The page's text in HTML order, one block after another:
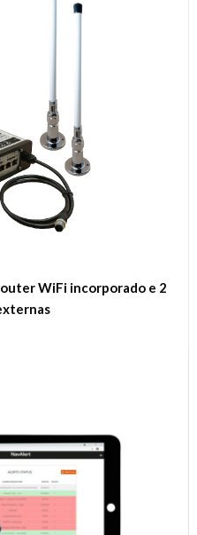
WiFi incorporado e 2